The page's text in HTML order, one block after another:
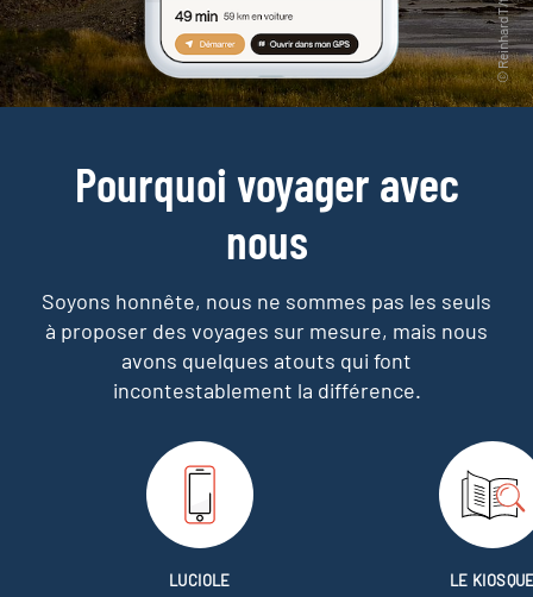
Pourquoi voyager avec
nous
Soyons honnête, nous ne sommes pas les seuls
à proposer des voyages sur mesure, mais nous
avons quelques atouts qui font
incontestablement la différence.
LUCIOLE
LE